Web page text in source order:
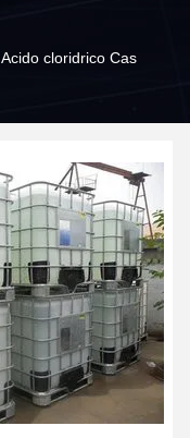
Acido cloridrico Cas